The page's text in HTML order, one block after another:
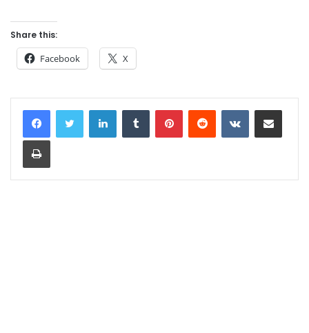
Share this:
Facebook X
LinkedInTumblr PinterestReddit VKontakteShare via Email
Print